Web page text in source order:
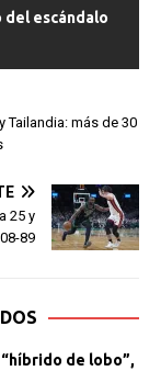
escándalo
Tailandia: más de 30
25 y
89
de lobo”,